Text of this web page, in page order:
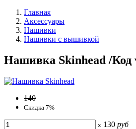
Главная
Аксессуары
Нашивки
Нашивки с вышивкой
Нашивка Skinhead /Код
140
Скидка 7%
x 130 руб